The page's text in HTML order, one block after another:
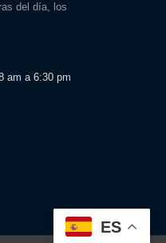
del día, los
am a 6:30 pm
ES